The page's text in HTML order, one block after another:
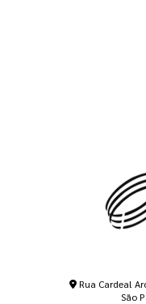
Rua Cardeal
São